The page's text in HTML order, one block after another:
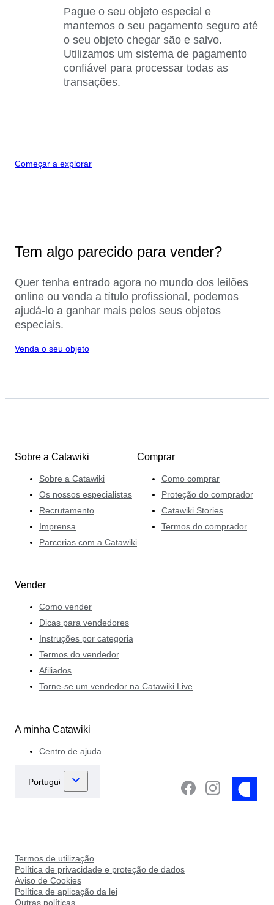
Pague o seu objeto especial e
mantemos o seu pagamento seguro até
o seu objeto chegar são e salvo.
Utilizamos um sistema de pagamento
confiável para processar todas as
transações.
Começar a explorar
Tem algo parecido para vender?
Quer tenha entrado agora no mundo dos leilões
online ou venda a título profissional, podemos
ajudá-lo a ganhar mais pelos seus objetos
especiais.
Venda o seu objeto
Sobre a Catawiki
Sobre a Catawiki
Os nossos especialistas
Recrutamento
Imprensa
Parcerias com a Catawiki
Comprar
Como comprar
Proteção do comprador
Catawiki Stories
Termos do comprador
Vender
Como vender
Dicas para vendedores
Instruções por categoria
Termos do vendedor
Afiliados
Torne-se um vendedor na Catawiki Live
A minha Catawiki
Centro de ajuda
Termos de utilização
Política de privacidade e proteção de dados
Aviso de Cookies
Política de aplicação da lei
Outras políticas